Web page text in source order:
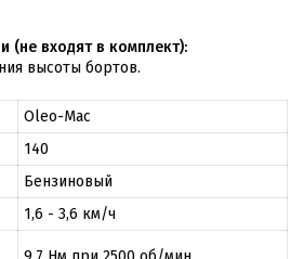
(не входят в комплект):
высоты бортов.
Oleo-Mac
140
Бензиновый
1,6 - 3,6 км/ч